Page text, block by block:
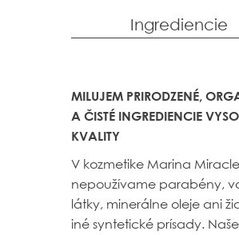
Ingrediencie
MILUJEM PRIRODZENÉ,
A ČISTÉ INGREDIENCIE
KVALITY
V kozmetike Marina
nepoužívame parabény,
látky, minerálne oleje ani
iné syntetické prísady. Naše
PROBIOTIKÁ